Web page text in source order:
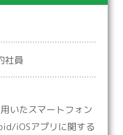
社員
いたスマートフォン
iOSアプリに関する